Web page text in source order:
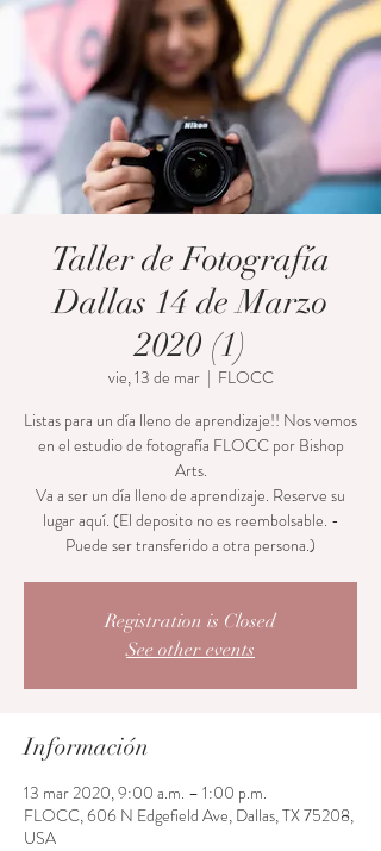
Taller de Fotografía
Dallas 14 de Marzo
2020 (1)
vie, 13 de mar
  |
FLOCC
Listas para un día lleno de aprendizaje!! Nos vemos
en el estudio de fotografía FLOCC por Bishop
Arts.
Va a ser un día lleno de aprendizaje. Reserve su
lugar aquí. (El deposito no es reembolsable. -
Puede ser transferido a otra persona.)
Registration is Closed
See other events
Información
13 mar 2020, 9:00 a.m. – 1:00 p.m.
FLOCC, 606 N Edgefield Ave, Dallas, TX 75208,
USA